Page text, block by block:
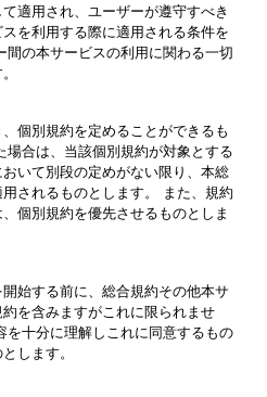
適用され、ユーザーが遵守すべき
を利用する際に適用される条件を
の本サービスの利用に関わる一切
個別規約を定めることができるも
合は、当該個別規約が対象とする
いて別段の定めがない限り、本総
されるものとします。 また、規約
個別規約を優先させるものとしま
始する前に、総合規約その他本サ
を含みますがこれに限られませ
を十分に理解しこれに同意するもの
します。